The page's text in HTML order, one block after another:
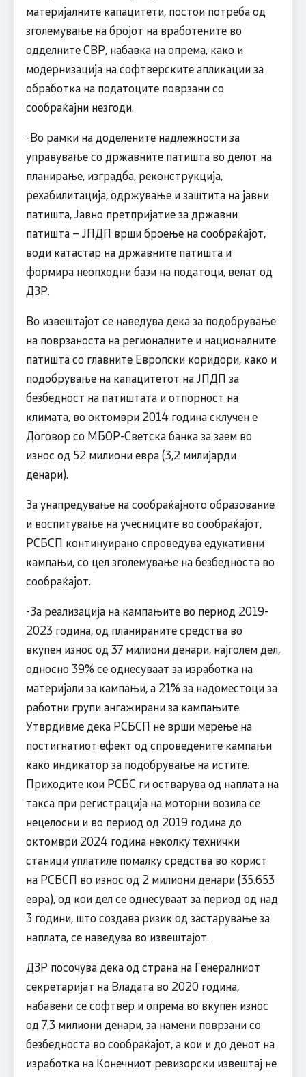
материјалните капацитети, постои потреба од
зголемување на бројот на вработените во
одделните СВР, набавка на опрема, како и
модернизација на софтверските апликации за
обработка на податоците поврзани со
сообраќајни незгоди.
-Во рамки на доделените надлежности за
управување со државните патишта во делот на
планирање, изградба, реконструкција,
рехабилитација, одржување и заштита на јавни
патишта, Јавно претпријатие за државни
патишта – ЈПДП врши броење на сообраќајот,
води катастар на државните патишта и
формира неопходни бази на податоци, велат од
ДЗР.
Во извештајот се наведува дека за подобрување
на поврзаноста на регионалните и националните
патишта со главните Европски коридори, како и
подобрување на капацитетот на ЈПДП за
безбедност на патиштата и отпорност на
климата, во октомври 2014 година склучен е
Договор со МБОР-Светска банка за заем во
износ од 52 милиони евра (3,2 милијарди
денари).
За унапредување на сообраќајното образование
и воспитување на учесниците во сообраќајот,
РСБСП континуирано спроведува едукативни
кампањи, со цел зголемување на безбедноста во
сообраќајот.
-За реализација на кампањите во период 2019-
2023 година, од планираните средства во
вкупен износ од 37 милиони денари, најголем дел,
односно 39% се однесуваат за изработка на
материјали за кампањи, а 21% за надоместоци за
работни групи ангажирани за кампањите.
Утврдивме дека РСБСП не врши мерење на
постигнатиот ефект од спроведените кампањи
како индикатор за подобрување на истите.
Приходите кои РСБС ги остварува од наплата на
такса при регистрација на моторни возила се
нецелосни и во период од 2019 година до
октомври 2024 година неколку технички
станици уплатиле помалку средства во корист
на РСБСП во износ од 2 милиони денари (35.653
евра), од кои дел се однесуваат за период од над
3 години, што создава ризик од застарување за
наплата, се наведува во извештајот.
ДЗР посочува дека од страна на Генералниот
секретаријат на Владата во 2020 година,
набавени се софтвер и опрема во вкупен износ
од 7,3 милиони денари, за намени поврзани со
безбедноста во сообраќајот, а кои и до денот на
изработка на Конечниот ревизорски извештај не